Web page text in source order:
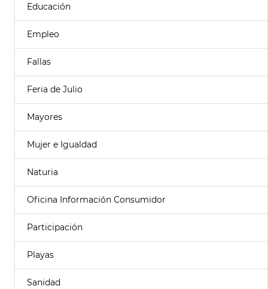
Educación
Empleo
Fallas
Feria de Julio
Mayores
Mujer e Igualdad
Naturia
Oficina Información Consumidor
Participación
Playas
Sanidad